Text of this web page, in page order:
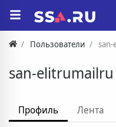
Пользователи san-
san-elitrumailru
Профиль Лента